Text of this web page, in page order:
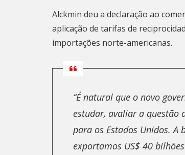
Alckmin deu a declaração ao
aplicação de tarifas de
importações norte-americanas.
“É natural que o novo
estudar, avaliar a questão
para os Estados Unidos. A
exportamos US$ 40